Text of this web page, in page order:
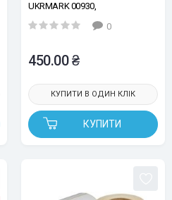
UKRMARK 00930,
Ш:75мм*Д:50мм, рул.1000шт,
0
450.00 ₴
КУПИТИ
КУПИТИ В ОДИН КЛІК